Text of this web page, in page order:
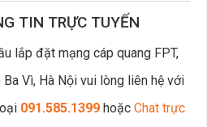
TIN TRỰC TUYẾN
lắp đặt mạng cáp quang FPT,
Vì, Hà Nội vui lòng liên hệ với
091.585.1399 hoặc Chat trực